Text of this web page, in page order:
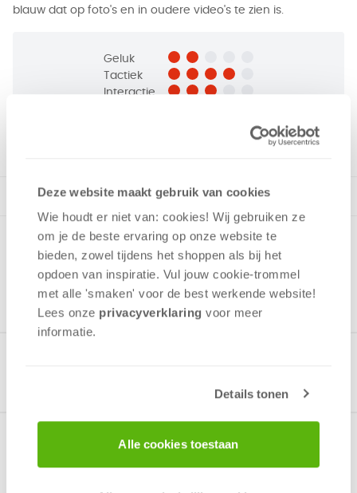
Deze website maakt gebruik van cookies
Wie houdt er niet van: cookies! Wij gebruiken ze
om je de beste ervaring op onze website te
bieden, zowel tijdens het shoppen als bij het
opdoen van inspiratie. Vul jouw cookie-trommel
met alle 'smaken' voor de best werkende website​!
Lees onze privacyverklaring voor meer
informatie.
Details tonen
Alle cookies toestaan
blauw dat op foto's en in oudere video's te zien is.
Geluk
Tactiek
Interactie
v.a. 10 jaar